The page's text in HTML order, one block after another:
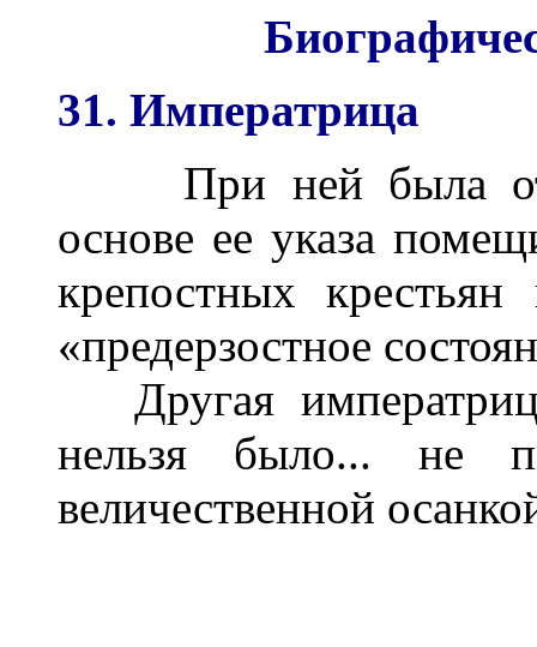
31. Императрица
При ней была
основе ее указа
крепостных
«предерзостное
Другая
нельзя было... не
величественной